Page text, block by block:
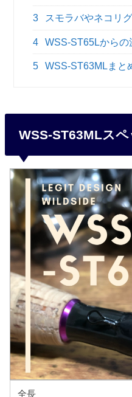
3 スモラバやネコリ
4 WSS-ST65Lからの
5 WSS-ST63MLまと
WSS-ST63MLスペ
全長